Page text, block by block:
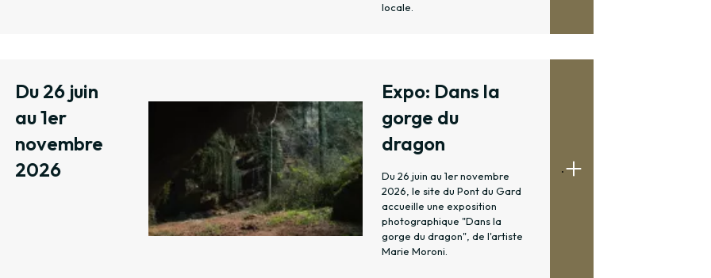
locale.
Du 26 juin
au 1er
novembre
2026
Expo: Dans la
gorge du
dragon
Du 26 juin au 1er novembre
2026, le site du Pont du Gard
accueille une exposition
photographique "Dans la
gorge du dragon", de l'artiste
Marie Moroni.
.